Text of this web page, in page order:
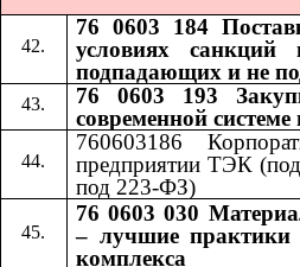
76 0603 184
условиях санкций
подпадающих и не
76 0603 193
современной системе
760603186
предприятии ТЭК
под 223-ФЗ)
76 0603 030
– лучшие практики
комплекса